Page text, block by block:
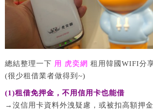
總結整理一下 用 虎奕網 租用韓國WIFI分
(很少租借業者做得到~)
(1)租借免押金，不用信用卡也能借
→沒信用卡資料外洩疑慮，或被扣高額押